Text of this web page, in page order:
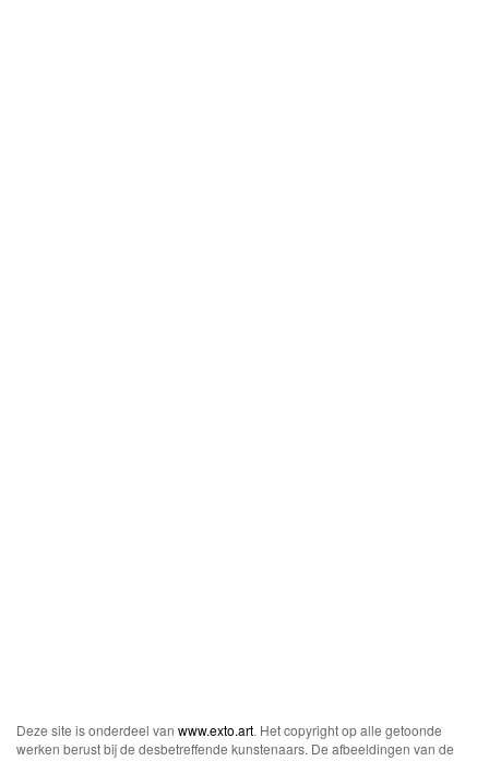
Deze site is onderdeel van www.exto.art. Het copyright op alle getoonde
werken berust bij de desbetreffende kunstenaars. De afbeeldingen van de